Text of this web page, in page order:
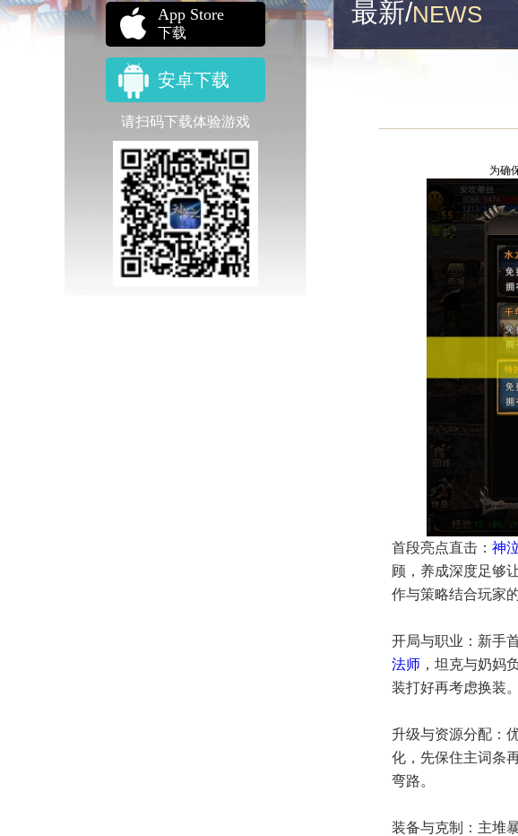
App Store
下载
安卓下载
请扫码下载体验游戏
最新/NEWS
为确
首段亮点直击： 神
顾，养成深度足够
作与策略结合玩家
开局与职业：新手
法师 ，坦克与奶妈
装打好再考虑换装。
升级与资源分配：
化，先保住主词条
弯路。
装备与克制：主堆